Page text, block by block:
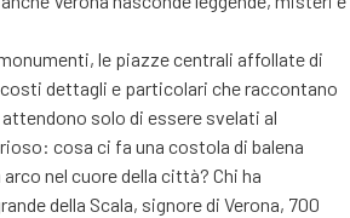
le piazze centrali affollate di
dettagli e particolari che raccontano
solo di essere svelati al
cosa ci fa una costola di balena
nel cuore della città? Chi ha
della Scala, signore di Verona, 700